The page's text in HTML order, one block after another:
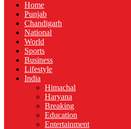
Home
Punjab
Chandigarh
National
World
Sports
Business
Lifestyle
India
Himachal
Haryana
Breaking
Education
Entertainment